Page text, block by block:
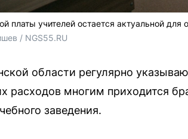
платы учителей остается актуальной для
/ NGS55.RU
области регулярно
расходов многим приходится
заведения.